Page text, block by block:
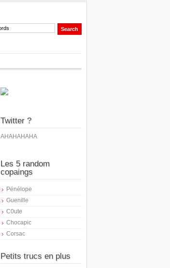
Twitter ?
AHAHAHAHA
Les 5 random
copaings
Pénélope
Guenille
C0ute
Chocapic
Corsac
Petits trucs en plus